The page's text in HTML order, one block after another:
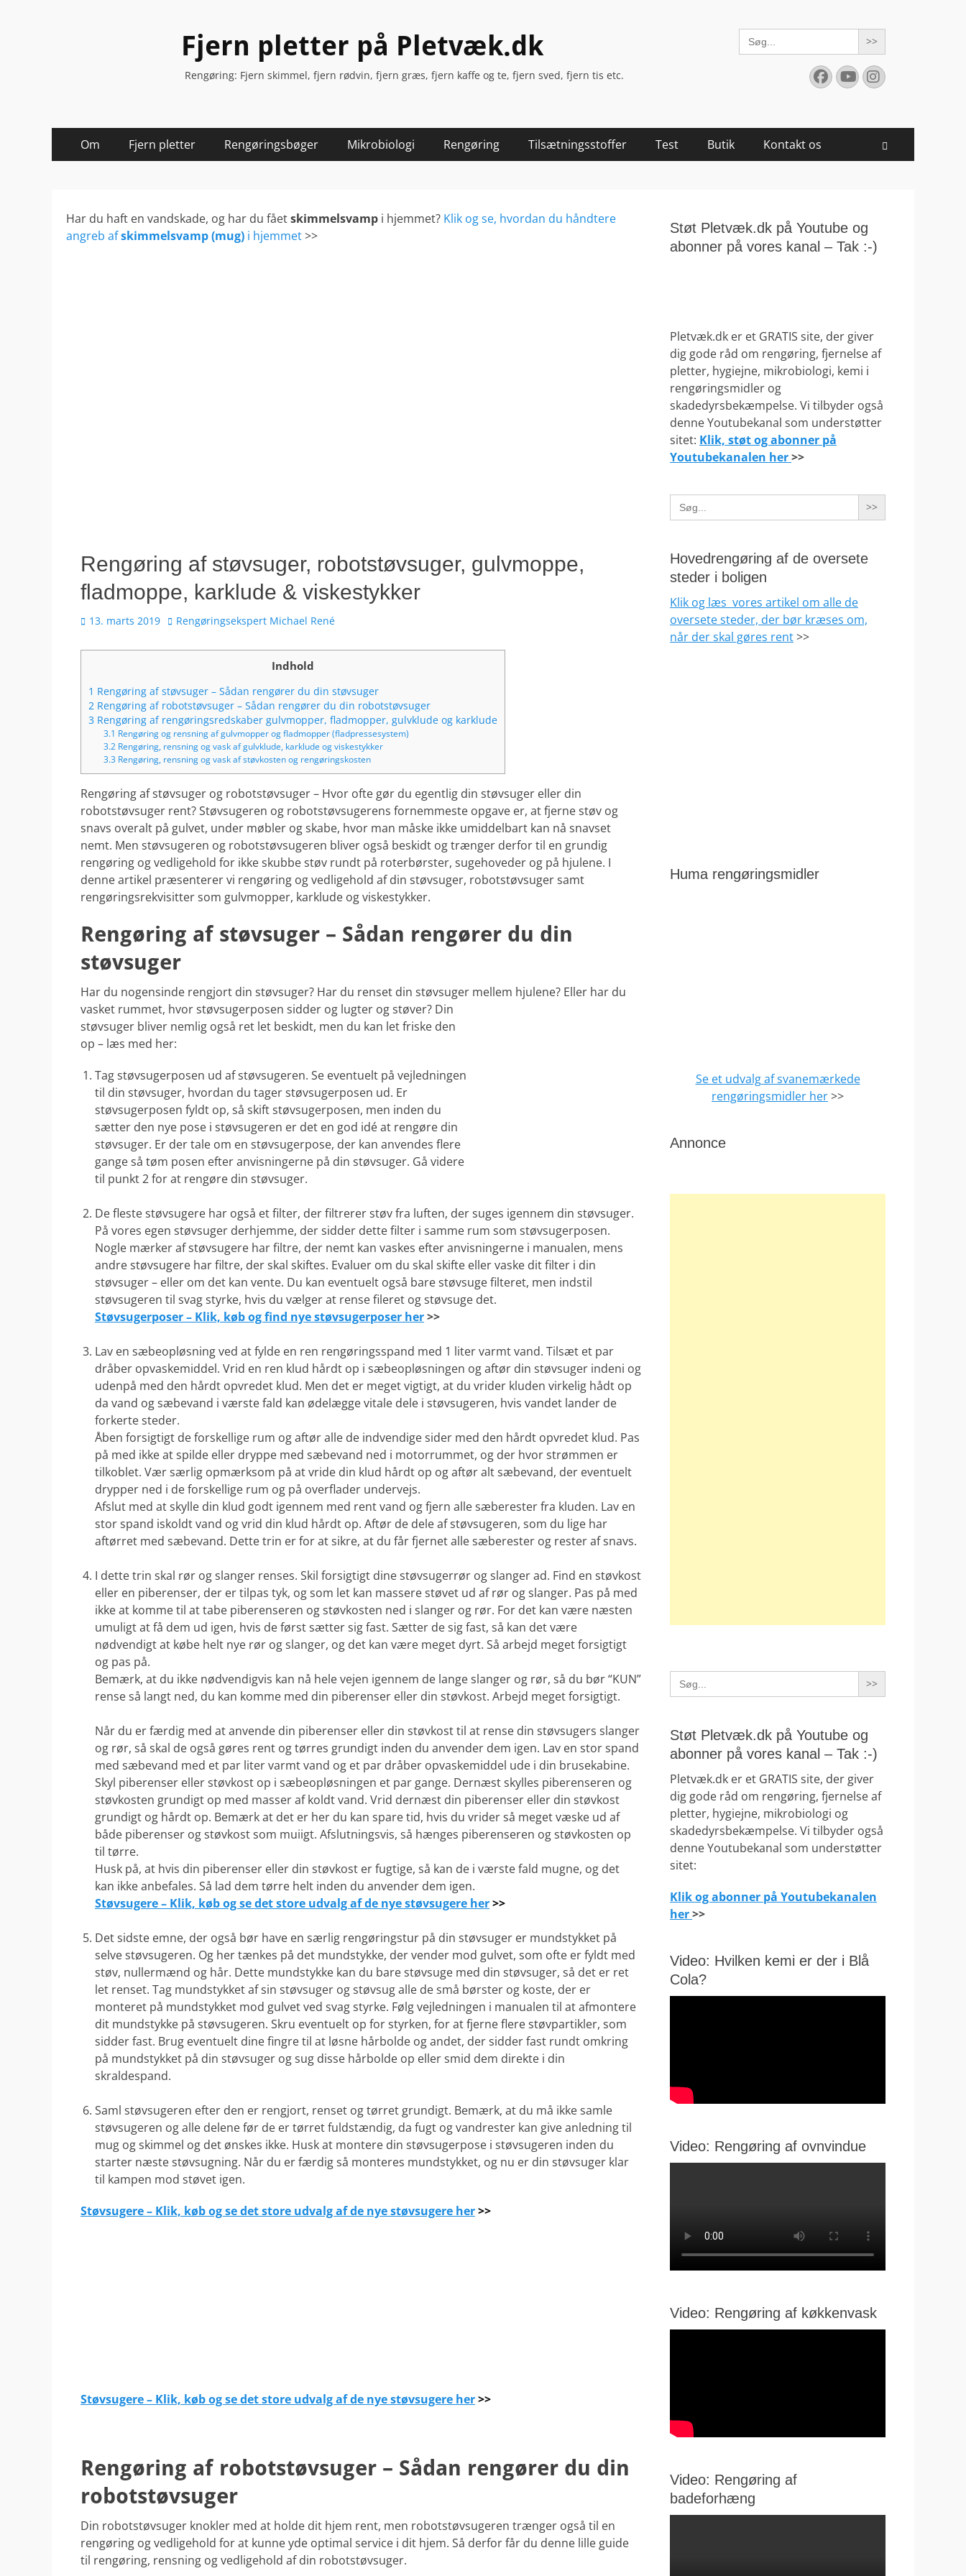
Fjern pletter på Pletvæk.dk
Rengøring: Fjern skimmel, fjern rødvin, fjern græs, fjern kaffe og te, fjern sved, fjern tis etc.
Search
for:
Facebook
YouTube
Instagram
Primær
Menu
Om Fjern pletter Rengøringsbøger Mikrobiologi Rengøring Tilsætningsstoffer Test Butik Kontakt os
Har du haft en vandskade, og har du fåetskimmelsvamp i hjemmet? Klik og se, hvordan du håndtere
angreb afskimmelsvamp (mug) i hjemmet>>
Rengøring af støvsuger, robotstøvsuger, gulvmoppe,
fladmoppe, karklude & viskestykker
Udgivet
13. marts 2019 Forfatter
Rengøringsekspert Michael René
Indhold
1 Rengøring af støvsuger – Sådan rengører du din støvsuger
2 Rengøring af robotstøvsuger – Sådan rengører du din robotstøvsuger
3 Rengøring af rengøringsredskaber gulvmopper, fladmopper, gulvklude og karklude
3.1 Rengøring og rensning af gulvmopper og fladmopper (fladpressesystem)
3.2Rengøring, rensning og vask af gulvklude, karklude og viskestykker
3.3Rengøring, rensning og vask af støvkosten og rengøringskosten
Rengøring af støvsuger og robotstøvsuger – Hvor ofte gør du egentlig din støvsuger eller din
robotstøvsuger rent? Støvsugeren og robotstøvsugerens fornemmeste opgave er, at fjerne støv og
snavs overalt på gulvet, under møbler og skabe, hvor man måske ikke umiddelbart kan nå snavset
nemt. Men støvsugeren og robotstøvsugeren bliver også beskidt og trænger derfor til en grundig
rengøring og vedligehold for ikke skubbe støv rundt på roterbørster, sugehoveder og på hjulene. I
denne artikel præsenterer vi rengøring og vedligehold af din støvsuger, robotstøvsuger samt
rengøringsrekvisitter som gulvmopper, karklude og viskestykker.
Rengøring af støvsuger – Sådan rengører du din
støvsuger
Har du nogensinde rengjort din støvsuger? Har du renset din støvsuger mellem hjulene? Eller har du
vasket rummet, hvor støvsugerposen sidder og lugter og støver? Din
støvsuger bliver nemlig også ret let beskidt, men du kan let friske den
op – læs med her:
Tag støvsugerposen ud af støvsugeren. Se eventuelt på vejledningen
til din støvsuger, hvordan du tager støvsugerposen ud. Er
støvsugerposen fyldt op, så skift støvsugerposen, men inden du
sætter den nye pose i støvsugeren er det en god idé at rengøre din
støvsuger. Er der tale om en støvsugerpose, der kan anvendes flere
gange så tøm posen efter anvisningerne på din støvsuger. Gå videre
til punkt 2 for at rengøre din støvsuger.
De fleste støvsugere har også et filter, der filtrerer støv fra luften, der suges igennem din støvsuger.
På vores egen støvsuger derhjemme, der sidder dette filter i samme rum som støvsugerposen.
Nogle mærker af støvsugere har filtre, der nemt kan vaskes efter anvisningerne i manualen, mens
andre støvsugere har filtre, der skal skiftes. Evaluer om du skal skifte eller vaske dit filter i din
støvsuger – eller om det kan vente. Du kan eventuelt også bare støvsuge filteret, men indstil
støvsugeren til svag styrke, hvis du vælger at rense fileret og støvsuge det.
Støvsugerposer – Klik, køb og find nye støvsugerposer her>>
Lav en sæbeopløsning ved at fylde en ren rengøringsspand med 1 liter varmt vand. Tilsæt et par
dråber opvaskemiddel. Vrid en ren klud hårdt op i sæbeopløsningen og aftør din støvsuger indeni og
udenpå med den hårdt opvredet klud. Men det er meget vigtigt, at du vrider kluden virkelig hådt op
da vand og sæbevand i værste fald kan ødelægge vitale dele i støvsugeren, hvis vandet lander de
forkerte steder.
Åben forsigtigt de forskellige rum og aftør alle de indvendige sider med den hårdt opvredet klud. Pas
på med ikke at spilde eller dryppe med sæbevand ned i motorrummet, og der hvor strømmen er
tilkoblet. Vær særlig opmærksom på at vride din klud hårdt op og aftør alt sæbevand, der eventuelt
drypper ned i de forskellige rum og på overflader undervejs.
Afslut med at skylle din klud godt igennem med rent vand og fjern alle sæberester fra kluden. Lav en
stor spand iskoldt vand og vrid din klud hårdt op. Aftør de dele af støvsugeren, som du lige har
aftørret med sæbevand. Dette trin er for at sikre, at du får fjernet alle sæberester og rester af snavs.
I dette trin skal rør og slanger renses. Skil forsigtigt dine støvsugerrør og slanger ad. Find en støvkost
eller en piberenser, der er tilpas tyk, og som let kan massere støvet ud af rør og slanger. Pas på med
ikke at komme til at tabe piberenseren og støvkosten ned i slanger og rør. For det kan være næsten
umuligt at få dem ud igen, hvis de først sætter sig fast. Sætter de sig fast, så kan det være
nødvendigt at købe helt nye rør og slanger, og det kan være meget dyrt. Så arbejd meget forsigtigt
og pas på.
Bemærk, at du ikke nødvendigvis kan nå hele vejen igennem de lange slanger og rør, så du bør “KUN”
rense så langt ned, du kan komme med din piberenser eller din støvkost. Arbejd meget forsigtigt.
Når du er færdig med at anvende din piberenser eller din støvkost til at rense din støvsugers slanger
og rør, så skal de også gøres rent og tørres grundigt inden du anvender dem igen. Lav en stor spand
med sæbevand med et par liter varmt vand og et par dråber opvaskemiddel ude i din brusekabine.
Skyl piberenser eller støvkost op i sæbeopløsningen et par gange. Dernæst skylles piberenseren og
støvkosten grundigt op med masser af koldt vand. Vrid dernæst din piberenser eller din støvkost
grundigt og hårdt op. Bemærk at det er her du kan spare tid, hvis du vrider så meget væske ud af
både piberenser og støvkost som muiigt. Afslutningsvis, så hænges piberenseren og støvkosten op
til tørre.
Husk på, at hvis din piberenser eller din støvkost er fugtige, så kan de i værste fald mugne, og det
kan ikke anbefales. Så lad dem tørre helt inden du anvender dem igen.
Støvsugere – Klik, køb og se det store udvalg af de nye støvsugere her>>
Det sidste emne, der også bør have en særlig rengøringstur på din støvsuger er mundstykket på
selve støvsugeren. Og her tænkes på det mundstykke, der vender mod gulvet, som ofte er fyldt med
støv, nullermænd og hår. Dette mundstykke kan du bare støvsuge med din støvsuger, så det er ret
let renset. Tag mundstykket af sin støvsuger og støvsug alle de små børster og koste, der er
monteret på mundstykket mod gulvet ved svag styrke. Følg vejledningen i manualen til at afmontere
dit mundstykke på støvsugeren. Skru eventuelt op for styrken, for at fjerne flere støvpartikler, som
sidder fast. Brug eventuelt dine fingre til at løsne hårbolde og andet, der sidder fast rundt omkring
på mundstykket på din støvsuger og sug disse hårbolde op eller smid dem direkte i din
skraldespand.
Saml støvsugeren efter den er rengjort, renset og tørret grundigt. Bemærk, at du må ikke samle
støvsugeren og alle delene før de er tørret fuldstændig, da fugt og vandrester kan give anledning til
mug og skimmel og det ønskes ikke. Husk at montere din støvsugerpose i støvsugeren inden du
starter næste støvsugning. Når du er færdig så monteres mundstykket, og nu er din støvsuger klar
til kampen mod støvet igen.
Støvsugere – Klik, køb og se det store udvalg af de nye støvsugere her>>
Støvsugere – Klik, køb og se det store udvalg af de nye støvsugere her>>
Rengøring af robotstøvsuger – Sådan rengører du din
robotstøvsuger
Din robotstøvsuger knokler med at holde dit hjem rent, men robotstøvsugeren trænger også til en
rengøring og vedligehold for at kunne yde optimal service i dit hjem. Så derfor får du denne lille guide
til rengøring, rensning og vedligehold af din robotstøvsuger.
Støt Pletvæk.dk på Youtube og
abonner på vores kanal – Tak :-)
Pletvæk.dk er et GRATIS site, der giver
dig gode råd om rengøring, fjernelse af
pletter, hygiejne, mikrobiologi, kemi i
rengøringsmidler og
skadedyrsbekæmpelse. Vi tilbyder også
denne Youtubekanal som understøtter
sitet: Klik, støt og abonner på
Youtubekanalen her>>
Search
for:
Hovedrengøring af de oversete
steder i boligen
Klik og læs vores artikel om alle de
oversete steder, der bør kræses om,
når der skal gøres rent>>
Huma rengøringsmidler
Se et udvalg af svanemærkede
rengøringsmidler her>>
Annonce
Search
for:
Støt Pletvæk.dk på Youtube og
abonner på vores kanal – Tak :-)
Pletvæk.dk er et GRATIS site, der giver
dig gode råd om rengøring, fjernelse af
pletter, hygiejne, mikrobiologi og
skadedyrsbekæmpelse. Vi tilbyder også
denne Youtubekanal som understøtter
sitet:
Klik og abonner på Youtubekanalen
her>>
Video: Hvilken kemi er der i Blå
Cola?
Video: Rengøring af ovnvindue
Video: Rengøring af køkkenvask
Video: Rengøring af
badeforhæng